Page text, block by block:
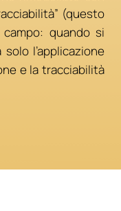
(questo
quando si
l’applicazione
e la tracciabilità